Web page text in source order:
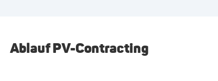
Ab­lauf PV-Contrac­ting